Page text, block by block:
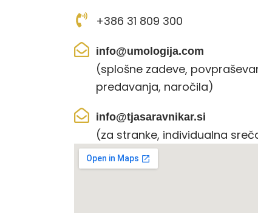
+386 31 809 300
info@umologija.com
(splošne zadeve,
predavanja, naročila)
info@tjasaravnikar.si
(za stranke, individualna